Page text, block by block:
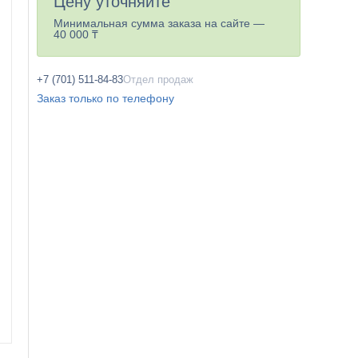
Минимальная сумма заказа на сайте —
40 000 ₸
+7 (701) 511-84-83Отдел продаж
Заказ только по телефону